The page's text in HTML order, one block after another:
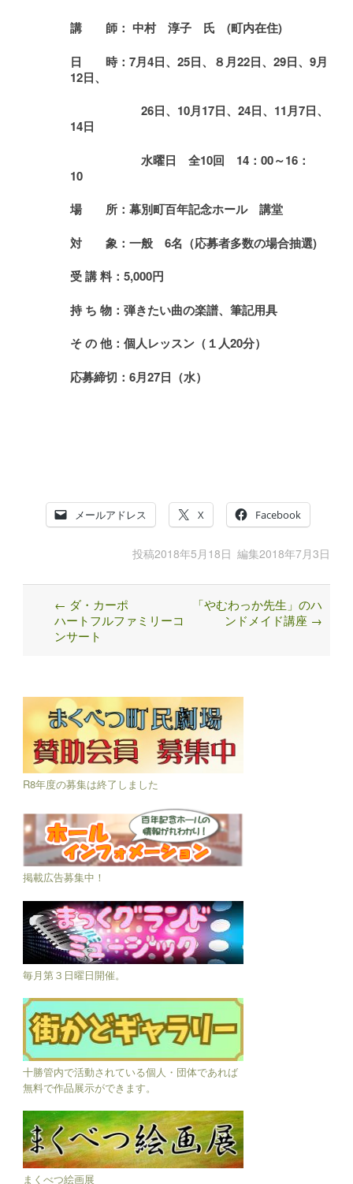
講 師： 中村 淳子 氏 (町内在住)
日
時 ：7月4日、25日、８月22日、29日、9月
12日、
26日、 10月17日、24日、 11月7日、
14日
水曜日全10回 14 ：00～16 ：
10
場 所 ：幕別町百年記念ホール 講堂
対 象 ：一般 6名（応募者多数の場合抽選)
受 講 料 ：5,000円
持 ち 物 ：弾きたい曲の楽譜、筆記用具
そ の 他：個人レッスン（１人20分）
応募締切 ：6月27日（水）
メールアドレス X Facebook
投稿2018年5月18日 編集2018年7月3日
Post
navigation
← ダ・カーポ
ハートフルファミリーコ
ンサート
「やむわっか先生」のハ
ンドメイド講座 →
R8年度の募集は終了しました
掲載広告募集中！
毎月第３日曜日開催。
十勝管内で活動されている個人・団体であれば
無料で作品展示ができます。
まくべつ絵画展